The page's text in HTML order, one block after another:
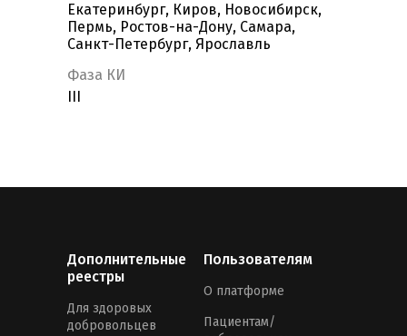
Екатеринбург, Киров, Новосибирск,
Пермь, Ростов-на-Дону, Самара,
Санкт-Петербург, Ярославль
Фаза КИ
Дополнительные
реестры
Для здоровых
добровольцев
Пользователям
О платформе
Пациентам/